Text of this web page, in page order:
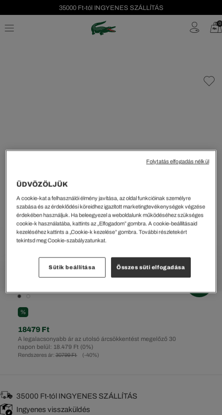
35000 Ft-tól INGYENES SZÁLLÍTÁS
Szezonális leárazás akár -40%! 0
%
Rendszeres ár: 30799 Ft (-40%)
A legalacsonyabb ár az utolsó árcsökkentést megelőző 30
napon belül: 18.479 Ft (0%)
18479 Ft
35000 Ft-tól INGYENES SZÁLLÍTÁS
Ingyenes visszaküldés
ÜDVÖZÖLJÜK
A cookie-kat a felhasználói élmény javítása, az oldal funkcióinak személyre
szabása és az érdeklődési köreidhez igazított marketingtevékenységek végzése
érdekében használjuk. Ha beleegyezel a weboldalunk működéséhez szükséges
cookie-k használatába, kattints az „Elfogadom” gombra. A cookie-beállításaid
kezeléséhez kattints a „Cookie-k kezelése” gombra. További részletekért
tekintsd meg Cookie-szabályzatunkat.
Sütik beállítása Összes süti elfogadása
Folytatás elfogadás nélkül